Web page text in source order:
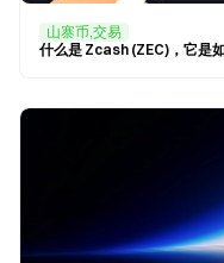
山寨币,交易
什么是 Zcash (ZEC)，它是